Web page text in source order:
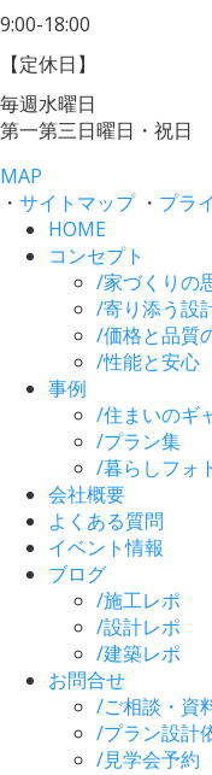
9:00-18:00
【定休日】
毎週水曜日
第一第三日曜日・祝日
MAP
・ サイトマップ・ プラ
HOME
コンセプト
/家づくりの
/寄り添う設
/価格と品質
/性能と安心
事例
/住まいのギ
/プラン集
/暮らしフォ
会社概要
よくある質問
イベント情報
ブログ
/施工レポ
/設計レポ
/建築レポ
お問合せ
/ご相談・資
/プラン設計
/見学会予約